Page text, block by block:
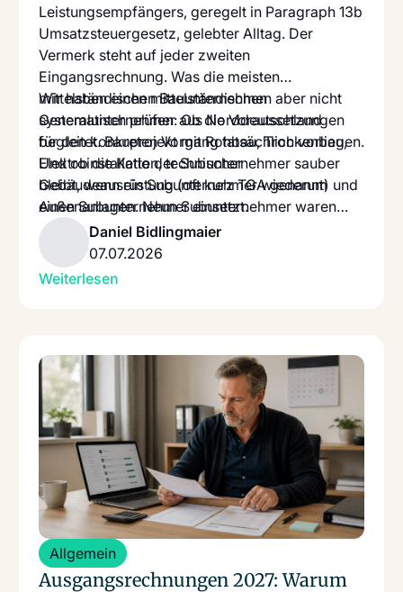
Leistungsempfängers, geregelt in Paragraph 13b
Umsatzsteuergesetz, gelebter Alltag. Der
Vermerk steht auf jeder zweiten
Eingangsrechnung. Was die meisten
mittelständischen Bauunternehmen aber nicht
systematisch prüfen: Ob die Voraussetzungen
für den konkreten Vorgang tatsächlich vorliegen.
Und ob die Kette der Subunternehmer sauber
bleibt, wenn ein Subunternehmer wiederum
einen Subunternehmer einsetzt.
Wir haben einen mittelständischen
Generalunternehmer aus Norddeutschland
begleitet. Bauprojekt mit Rohbau, Trockenbau,
Elektroinstallation, technischer
Gebäudeausrüstung (oft kurz TGA genannt) und
Außenanlagen. Neun Subunternehmer waren
beteiligt, einige davon mit eigenen
Subunternehmern. Bei der Betriebsprüfung kam
heraus: Drei Eingangsrechnungen hatten den
Folge: Nachforderung von 47.000 Euro
Umsatzsteuer plus Säumniszuschläge. Plus drei
Tage Arbeit, um die Sachverhalte überhaupt
aufzuarbeiten.
Daniel Bidlingmaier
07.07.2026
Weiterlesen
Allgemein
Ausgangsrechnungen 2027: Warum
Weiterlesen